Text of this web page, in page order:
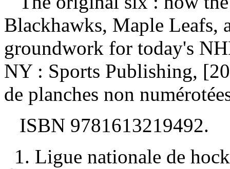
Blackhawks, Maple Leafs,
groundwork for today's
NY : Sports Publishing,
de planches non
ISBN 9781613219492.
1. Ligue nationale de